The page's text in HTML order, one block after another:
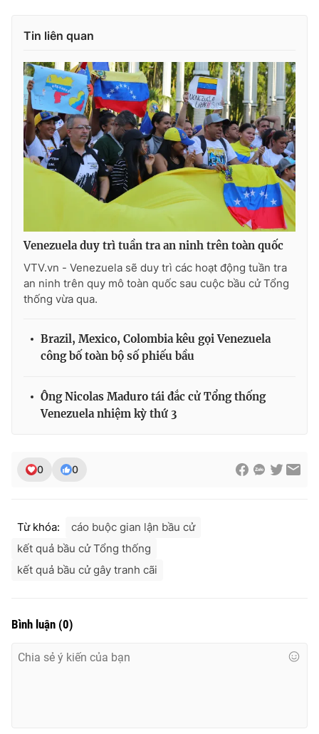
Tin liên quan
Venezuela duy trì tuần tra an ninh trên toàn quốc
VTV.vn - Venezuela sẽ duy trì các hoạt động tuần tra
an ninh trên quy mô toàn quốc sau cuộc bầu cử Tổng
thống vừa qua.
Brazil, Mexico, Colombia kêu gọi Venezuela
công bố toàn bộ số phiếu bầu
Ông Nicolas Maduro tái đắc cử Tổng thống
Venezuela nhiệm kỳ thứ 3
0 0
Từ khóa:
cáo buộc gian lận bầu cử
kết quả bầu cử Tổng thống
kết quả bầu cử gây tranh cãi
Bình luận (0)